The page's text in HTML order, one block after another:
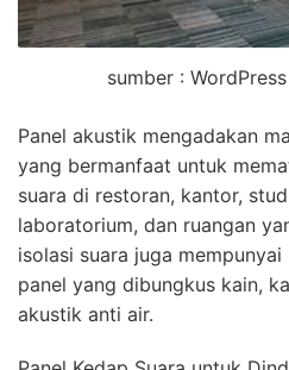
sumber : WordPress
Panel akustik mengadakan
yang bermanfaat untuk
suara di restoran, kantor,
laboratorium, dan ruangan
isolasi suara juga
panel yang dibungkus kain,
akustik anti air.